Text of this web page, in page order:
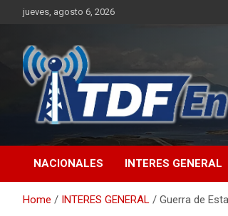
jueves, agosto 6, 2026
NACIONALES INTERES GENERAL
Home INTERES GENERAL Guerra de